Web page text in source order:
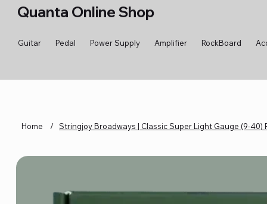
Quanta Online Shop
Guitar Pedal Power Supply Amplifier RockBoard
Home / Stringjoy Broadways | Classic Super Light Gauge (9-40)